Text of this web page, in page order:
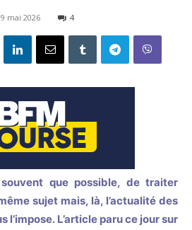
mai 2026 4
que possible, de traiter
sujet mais, là, l’actualité des
l’impose. L’article paru ce jour sur